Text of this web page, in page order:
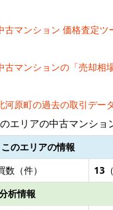
古マンション 価格査定ツ
古マンションの「売却相
河原町の過去の取引デー
エリアの中古マンショ
このエリアの情報
数（件）
13
析情報